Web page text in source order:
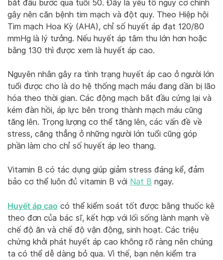
bắt đầu bước qua tuổi 50. Đây là yếu tố nguy cơ chính
gây nên căn bệnh tim mạch và đột quỵ. Theo Hiệp hội
Tim mạch Hoa Kỳ (AHA), chỉ số huyết áp đạt 120/80
mmHg là lý tưởng. Nếu huyết áp tâm thu lớn hơn hoặc
bằng 130 thì được xem là huyết áp cao.
Nguyên nhân gây ra tình trạng huyết áp cao ở người lớn
tuổi được cho là do hệ thống mạch máu đang dần bị lão
hóa theo thời gian. Các động mạch bắt đầu cứng lại và
kém đàn hồi, áp lực bên trong thành mạch máu cũng
tăng lên. Trọng lượng cơ thể tăng lên, các vấn đề về
stress, căng thẳng ở những người lớn tuổi cũng góp
phần làm cho chỉ số huyết áp leo thang.
Vitamin B có tác dụng giúp giảm stress đáng kể, đảm
bảo cơ thể luôn đủ vitamin B với Nat B ngay.
Huyết áp cao có thể kiểm soát tốt được bằng thuốc kê
theo đơn của bác sĩ, kết hợp với lối sống lành mạnh về
chế độ ăn và chế độ vận động, sinh hoạt. Các triệu
chứng khởi phát huyết áp cao không rõ ràng nên chúng
ta có thể dễ dàng bỏ qua. Vì thế, bạn nên kiểm tra